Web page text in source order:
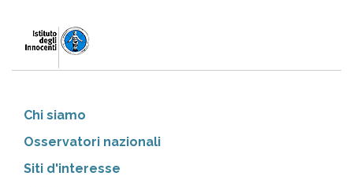
Chi siamo
Osservatori nazionali
Siti d'interesse